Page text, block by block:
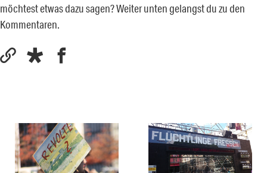
möchtest etwas dazu sagen? Weiter unten gelangst du zu den
Kommentaren.